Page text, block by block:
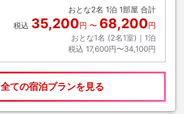
おとな2名 1泊 1部屋 合計
税込 35,200円 〜 68,200円
おとな1名 (2名1室)｜ 1泊
税込 17,600円〜34,100円
全ての宿泊プランを見る